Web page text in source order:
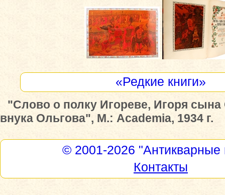
«Редкие книги»
"Слово о полку Игореве, Игоря сына
внука Ольгова", М.: Academia, 1934 г.
© 2001-2026 "Антикварные
Контакты